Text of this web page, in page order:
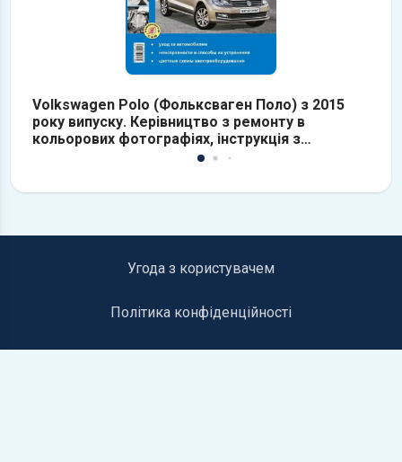
Volkswagen Polo (Фольксваген Поло) з 2015
року випуску. Керівництво з ремонту в
кольорових фотографіях, інструкція з
Угода з користувачем
Політика конфіденційності